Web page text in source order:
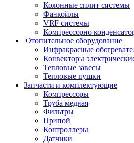
Колонные сплит системы
Фанкойлы
VRF системы
Компрессорно
Отопительное оборудование
Инфракрасные
Конвекторы
Тепловые завесы
Тепловые пушки
Запчасти и комплектующие
Компрессоры
Труба медная
Фильтры
Припой
Контроллеры
Датчики